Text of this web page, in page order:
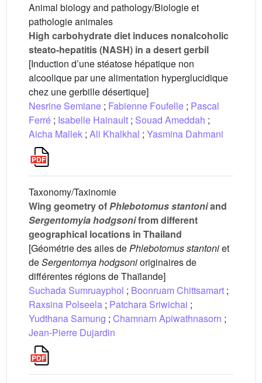
Animal biology and pathology/Biologie et
pathologie animales
High carbohydrate diet induces nonalcoholic
steato-hepatitis (NASH) in a desert gerbil
[Induction d’une stéatose hépatique non
alcoolique par une alimentation hyperglucidique
chez une gerbille désertique]
Nesrine Semiane ; Fabienne Foufelle ; Pascal
Ferré ; Isabelle Hainault ; Souad Ameddah ;
Aicha Mallek ; Ali Khalkhal ; Yasmina Dahmani
Taxonomy/Taxinomie
Wing geometry ofPhlebotomus stantoniand
Sergentomyia hodgsonifrom different
geographical locations in Thailand
[Géométrie des ailes dePhlebotomus stantoniet
deSergentomya hodgsonioriginaires de
différentes régions de Thaïlande]
Suchada Sumruayphol ; Boonruam Chittsamart ;
Raxsina Polseela ; Patchara Sriwichai ;
Yudthana Samung ; Chamnarn Apiwathnasorn ;
Jean-Pierre Dujardin